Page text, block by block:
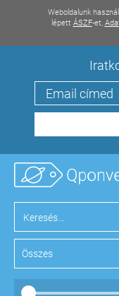
Weboldalunk
lépett ÁSZF-et,
Összes